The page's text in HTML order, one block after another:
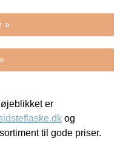
»
er
og
til gode priser.